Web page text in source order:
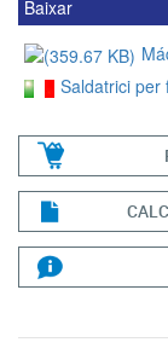
Baixar
Saldatrici per